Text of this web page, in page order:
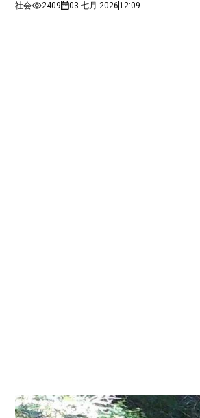
社会 2409 03 七月 202612:09